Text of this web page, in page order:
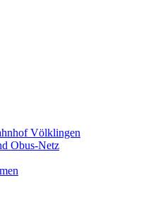
Völklingen
Obus-Netz